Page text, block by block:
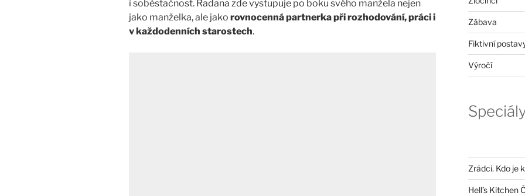
i soběstačnost. Radana zde vystupuje po boku svého manžela nejen
jako manželka, ale jako rovnocenná partnerka při rozhodování, práci i
v každodenních starostech.
Zábava
Fiktivní
Výročí
Zrádci. Kdo je
Hell’s Kitchen